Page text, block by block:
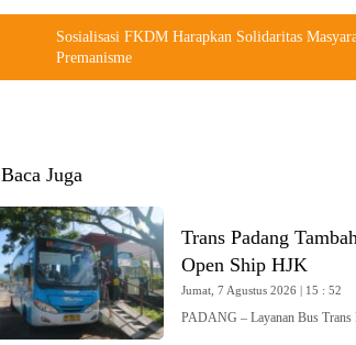
Sosialisasi FKDM Harapkan Solidaritas
Premanisme
Baca Juga
Trans Padang
Open Ship HJK
Jumat, 7 Agustus 2026 | 15 : 52
PADANG – Layanan Bus Trans